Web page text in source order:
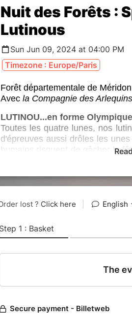
Nuit des Forêts :
Lutinous
Sun Jun 09, 2024 at 04:00 PM
Timezone : Europe/Paris
Forêt départementale de Méridon
Avec la Compagnie des Arlequins
LUTINOU...en forme
Toutes les quatre lunes, nos
d'épreuves aussi drôles les
humains risquent de gâcher la
Ce spectacle s'inscrit dans le
invitation à découvrir les forêts
ou s’en inspirent…
Du 7 au 16 Juin nous vous